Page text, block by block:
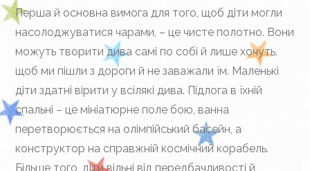
Перша й основна вимога для того, щоб діти могли
насолоджуватися чарами, – це чисте полотно. Вони
можуть творити дива самі по собі й лише хочуть,
щоб ми пішли з дороги й не заважали їм. Маленькі
діти здатні вірити у всілякі дива. Підлога в їхній
спальні – це мініатюрне поле бою, ванна
перетворюється на олімпійський басейн, а
конструктор на справжній космічний корабель.
Більше того, діти вільні від передбачливості й